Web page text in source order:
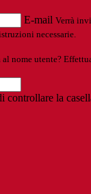
E-mail Verrà
necessarie.
nome utente?
controllare la